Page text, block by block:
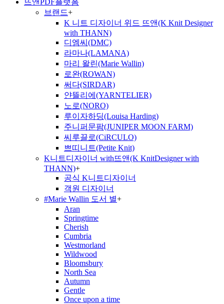
뜨앤PDF플랫폼
브랜드+
K 니트 디자이너 위드 뜨앤(K Knit Designer
with THANN)
디엠씨(DMC)
라마나(LAMANA)
마리 왈린(Marie Wallin)
로완(ROWAN)
써다(SIRDAR)
얀뜰리에(YARNTELIER)
노로(NORO)
루이자하딩(Louisa Harding)
주니퍼문팜(JUNIPER MOON FARM)
씨루끌로(CiRCULO)
쁘띠니트(Petite Knit)
K니트디자이너 with뜨앤(K KnitDesigner with
THANN)+
공식 K니트디자이너
객원 디자이너
#Marie Wallin 도서 별+
Aran
Springtime
Cherish
Cumbria
Westmorland
Wildwood
Bloomsbury
North Sea
Autumn
Gentle
Once upon a time